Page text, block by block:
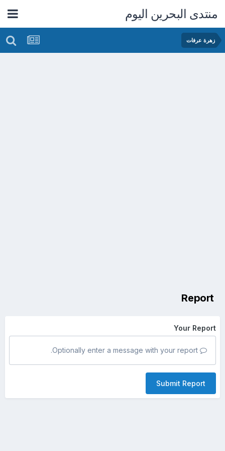
منتدى البحرين اليوم
زهرة عرفات
Report
Your Report
Submit Report